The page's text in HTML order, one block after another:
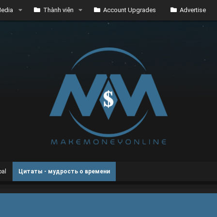
Thành viên Account Upgrades Advertise
Цитаты - мудрость о времени